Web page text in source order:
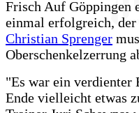
Frisch Auf Göppingen
einmal erfolgreich,
Christian Sprenger
Oberschenkelzerrung
"Es war ein verdienter
Ende vielleicht etwas